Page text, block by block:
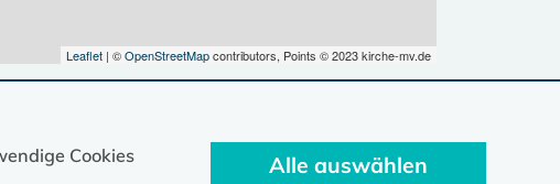
Leaflet| ©OpenStreetMapcontributors, Points © 2023 kirche-mv.de
Cookies Alle auswählen